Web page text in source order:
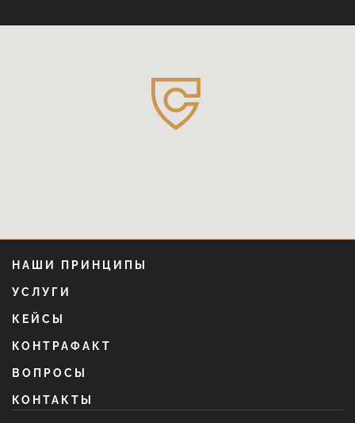
НАШИ ПРИНЦИПЫ
УСЛУГИ
КЕЙСЫ
КОНТРАФАКТ
ВОПРОСЫ
КОНТАКТЫ